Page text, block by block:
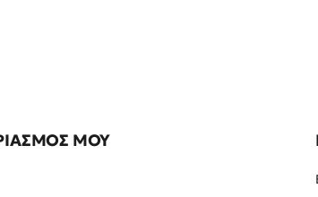
ΜΟΥ